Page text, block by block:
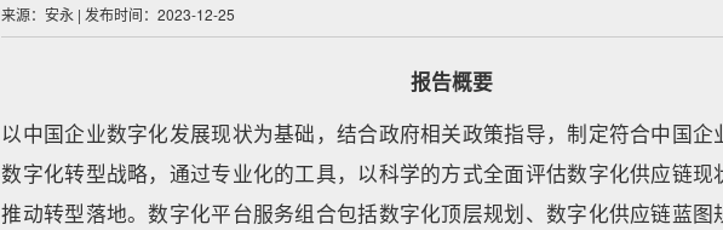
来源：安永 | 发布时间：2023-12-25
报告概要
以中国企业数字化发展现状为基础，结合政府相关政策指导，制定符合中国
数字化转型战略，通过专业化的工具，以科学的方式全面评估数字化供应链现
推动转型落地。数字化平台服务组合包括数字化顶层规划、数字化供应链蓝图